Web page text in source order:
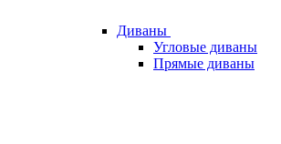
Диваны
Угловые диваны
Прямые диваны